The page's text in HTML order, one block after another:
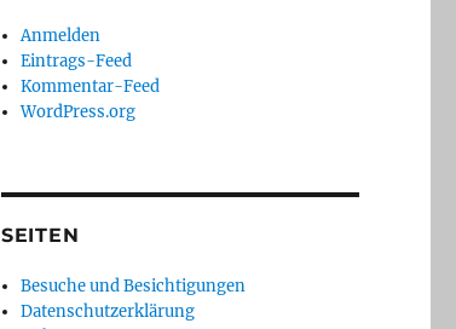
Anmelden
Eintrags-Feed
Kommentar-Feed
WordPress.org
SEITEN
Besuche und Besichtigungen
Datenschutzerklärung